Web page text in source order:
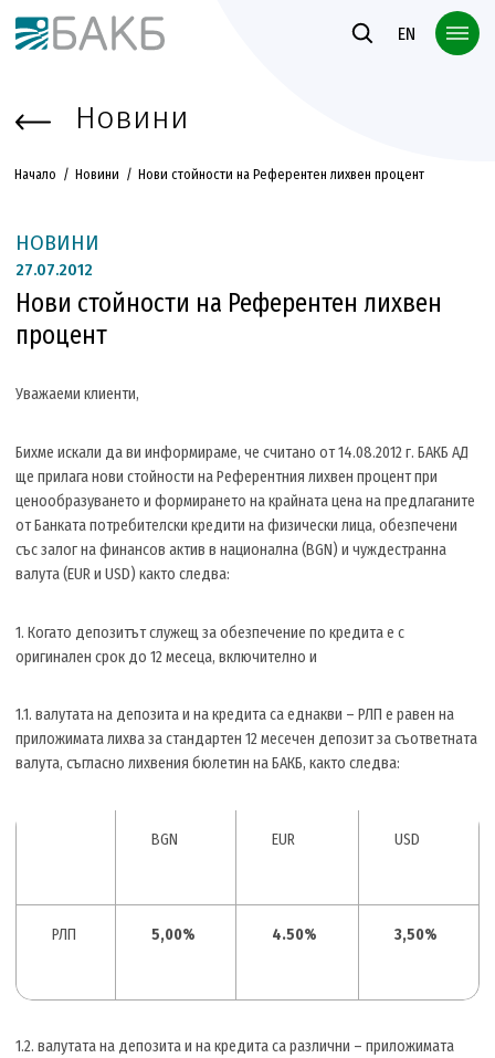
Към основното съдържание
EN
Новини
Начало Новини Нови стойности на Референтен лихвен процент
НОВИНИ
27.07.2012
Нови стойности на Референтен лихвен
процент
Уважаеми клиенти,
Бихме искали да ви информираме, че считано от 14.08.2012 г. БАКБ АД
ще прилага нови стойности на Референтния лихвен процент при
ценообразуването и формирането на крайната цена на предлаганите
от Банката потребителски кредити на физически лица, обезпечени
със залог на финансов актив в национална (BGN) и чуждестранна
валута (EUR и USD) както следва:
1. Когато депозитът служещ за обезпечение по кредита е с
оригинален срок до 12 месеца, включително и
1.1. валутата на депозита и на кредита са еднакви – РЛП е равен на
приложимата лихва за стандартен 12 месечен депозит за съответната
валута, съгласно лихвения бюлетин на БАКБ, както следва:
BGN EUR USD
РЛП 5,00% 4.50% 3,50%
1.2. валутата на депозита и на кредита са различни – приложимата